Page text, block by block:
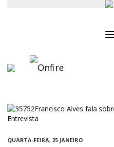
QUARTA-FEIRA, 25 JANEIRO